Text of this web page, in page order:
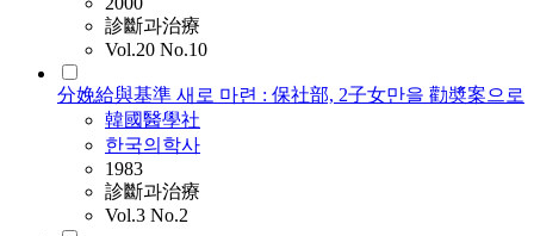
診斷과治療
Vol.20 No.10
分娩給與基準 새로 마련 : 保社部, 2子女만을 勸奬案으로
韓國醫學社
한국의학사
1983
診斷과治療
Vol.3 No.2